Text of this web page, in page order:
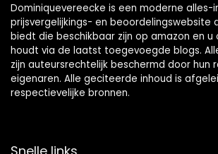
Dominiquevereecke is een moderne alles-
prijsvergelijkings- en beoordelingswebsite
biedt die beschikbaar zijn op amazon en
houdt via de laatst toegevoegde blogs.
zijn auteursrechtelijk beschermd door hun
eigenaren. Alle geciteerde inhoud is
respectievelijke bronnen.